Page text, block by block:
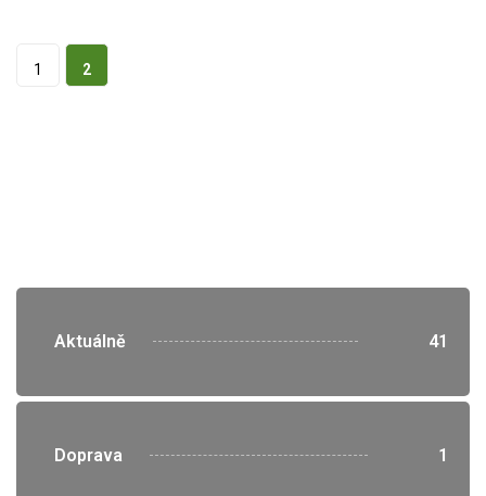
1 2
Aktuálně 41
Doprava 1